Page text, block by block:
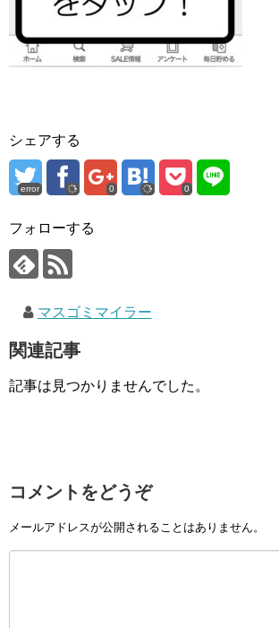
シェアする
error 0 0
フォローする
マスゴミマイラー
関連記事
記事は見つかりませんでした。
コメントをどうぞ
メールアドレスが公開されることはありません。